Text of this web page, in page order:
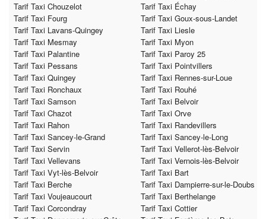
Tarif Taxi Chouzelot
Tarif Taxi Échay
Tarif Taxi Fourg
Tarif Taxi Goux-sous-Landet
Tarif Taxi Lavans-Quingey
Tarif Taxi Liesle
Tarif Taxi Mesmay
Tarif Taxi Myon
Tarif Taxi Palantine
Tarif Taxi Paroy 25
Tarif Taxi Pessans
Tarif Taxi Pointvillers
Tarif Taxi Quingey
Tarif Taxi Rennes-sur-Loue
Tarif Taxi Ronchaux
Tarif Taxi Rouhé
Tarif Taxi Samson
Tarif Taxi Belvoir
Tarif Taxi Chazot
Tarif Taxi Orve
Tarif Taxi Rahon
Tarif Taxi Randevillers
Tarif Taxi Sancey-le-Grand
Tarif Taxi Sancey-le-Long
Tarif Taxi Servin
Tarif Taxi Vellerot-lès-Belvoir
Tarif Taxi Vellevans
Tarif Taxi Vernois-lès-Belvoir
Tarif Taxi Vyt-lès-Belvoir
Tarif Taxi Bart
Tarif Taxi Berche
Tarif Taxi Dampierre-sur-le-Doubs
Tarif Taxi Voujeaucourt
Tarif Taxi Berthelange
Tarif Taxi Corcondray
Tarif Taxi Cottier